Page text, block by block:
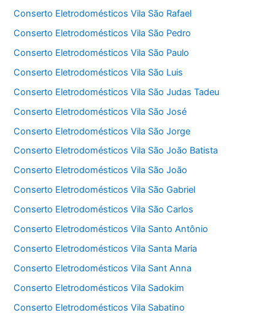
Conserto Eletrodomésticos Vila São Rafael
Conserto Eletrodomésticos Vila São Pedro
Conserto Eletrodomésticos Vila São Paulo
Conserto Eletrodomésticos Vila São Luis
Conserto Eletrodomésticos Vila São Judas Tadeu
Conserto Eletrodomésticos Vila São José
Conserto Eletrodomésticos Vila São Jorge
Conserto Eletrodomésticos Vila São João Batista
Conserto Eletrodomésticos Vila São João
Conserto Eletrodomésticos Vila São Gabriel
Conserto Eletrodomésticos Vila São Carlos
Conserto Eletrodomésticos Vila Santo Antônio
Conserto Eletrodomésticos Vila Santa Maria
Conserto Eletrodomésticos Vila Sant Anna
Conserto Eletrodomésticos Vila Sadokim
Conserto Eletrodomésticos Vila Sabatino